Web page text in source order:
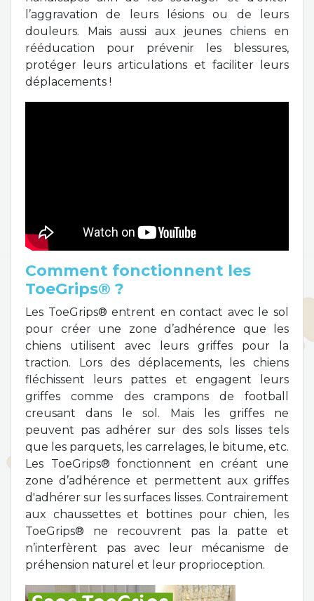
l’aggravation de leurs lésions ou de leurs
douleurs. Mais aussi aux jeunes chiens en
rééducation pour prévenir les blessures,
protéger leurs articulations et faciliter leurs
déplacements !
Comment fonctionnent les
ToeGrips® ?
Les ToeGrips® entrent en contact avec le sol
pour créer une zone d’adhérence que les
chiens utilisent avec leurs griffes pour la
traction. Lors des déplacements, les chiens
fléchissent leurs pattes et engagent leurs
griffes comme des crampons de football
creusant dans le sol. Mais les griffes ne
peuvent pas adhérer sur des sols lisses tels
que les parquets, les carrelages, le bitume, etc.
Les ToeGrips® fonctionnent en créant une
zone d’adhérence et permettent aux griffes
d'adhérer sur les surfaces lisses. Contrairement
aux chaussettes et bottines pour chien, les
ToeGrips® ne recouvrent pas la patte et
n’interfèrent pas avec leur mécanisme de
préhension naturel et leur proprioception.